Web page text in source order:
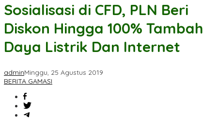
Sosialisasi di CFD, PLN Beri
Diskon Hingga 100% Tambah
Daya Listrik Dan Internet
adminMinggu, 25 Agustus 2019
BERITA GAMASI